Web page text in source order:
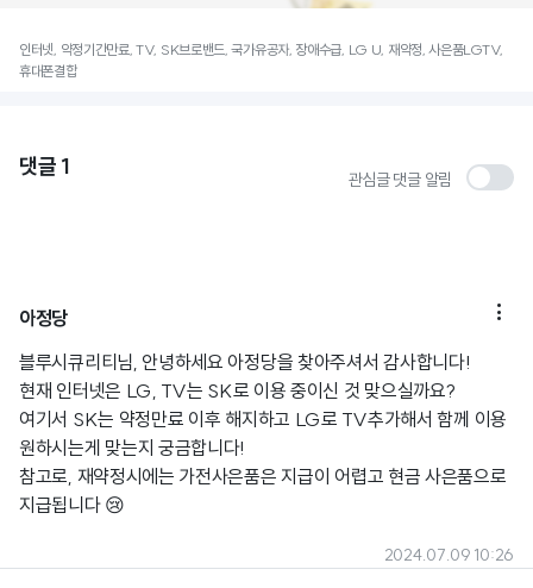
인터넷, 약정기간만료, TV, SK브로밴드, 국가유공자, 장애수급, LG U, 재약정, 사은품LGTV,
휴대폰결합
댓글 1 관심글 댓글 알림
아정당 
블루시큐리티님, 안녕하세요 아정당을 찾아주셔서 감사합니다!
현재 인터넷은 LG, TV는 SK로 이용 중이신 것 맞으실까요?
여기서 SK는 약정만료 이후 해지하고 LG로 TV추가해서 함께 이용
원하시는게 맞는지 궁금합니다!
참고로, 재약정시에는 가전사은품은 지급이 어렵고 현금 사은품으로
지급됩니다 😢
2024.07.09 10:26